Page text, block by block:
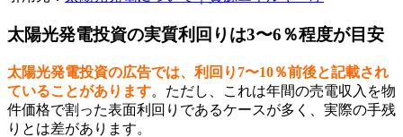
太陽光発電投資の実質利回りは3〜6％程度が目安
太陽光発電投資の広告では、利回り7〜10％前後と記載され
ていることがあります。ただし、これは年間の売電収入を物
件価格で割った表面利回りであるケースが多く、実際の手残
りとは差があります。